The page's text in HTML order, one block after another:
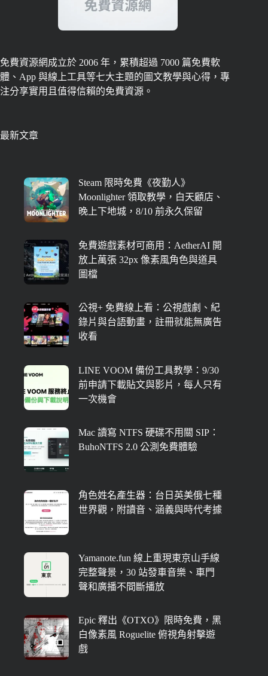
免費資源網成立於 2006 年，累積超過 7000 篇免費軟
體、App 與線上工具等七大主題的圖文教學與心得，專
注分享實用且值得信賴的免費資源。
最新文章
Steam 限時免費《夜勤人》
Moonlighter 領取教學，白天顧店、
晚上下地城，8/10 前永久保留
免費遊戲素材可商用：AetherAI 開
放上萬張 32px 像素風角色與道具
圖檔
公視+ 免費線上看：公視戲劇、紀
錄片與台語動畫，註冊就能無廣告
收看
LINE VOOM 備份工具教學：9/30
前申請下載貼文與影片，每人只有
一次機會
Mac 讀寫 NTFS 硬碟不用關 SIP：
BuhoNTFS 2.0 公測免費體驗
角色姓名產生器：台日英美俄七種
世界觀，附讀音、涵義與時代考據
Yamanote.fun 線上重現東京山手線
完整聲景，30 站發車音樂、車門
聲和廣播不間斷播放
Epic 釋出《OTXO》限時免費，黑
白像素風 Roguelite 俯視角射擊遊
戲